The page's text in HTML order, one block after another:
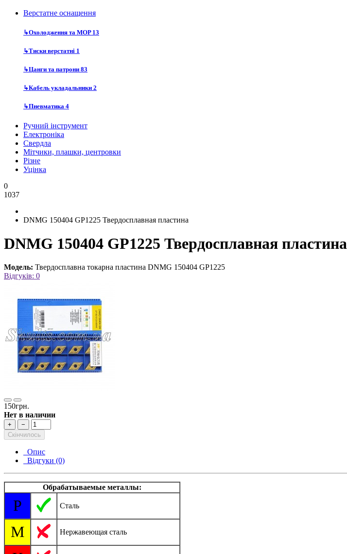
Верстатне оснащення
↳Охолодження та MOP 13
↳Тиски верстатні 1
↳Цанги та патрони 83
↳Кабель укладальники 2
↳Пневматика 4
Ручний інструмент
Електроніка
Свердла
Мітчики, плашки, центровки
Різне
Уцінка
0
1037
DNMG 150404 GP1225 Твердосплавная пластина
DNMG 150404 GP1225 Твердосплавная пластина
Модель: Твердосплавна токарна пластина DNMG 150404 GP1225
Відгуків: 0
150грн.
Нет в наличии
+
−
Скінчилось
Опис
Відгуки (0)
Обрабатываемые металлы:
P Сталь
M Нержавеющая сталь